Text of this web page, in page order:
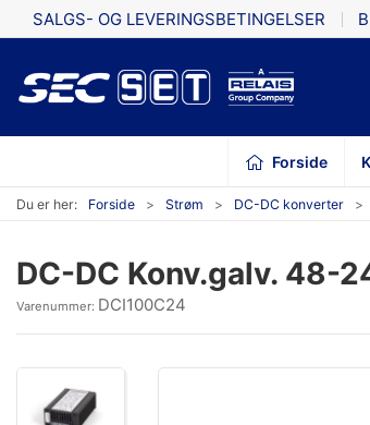
SALGS- OG LEVERINGSBETINGELSER
Forside
Du er her: Forside Strøm DC-DC konverter
DC-DC Konv.galv. 48-
Varenummer: DCI100C24